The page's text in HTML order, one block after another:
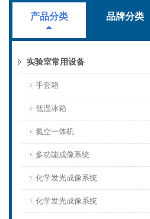
产品分类 品牌分类
实验室常用设备
手套箱
低温冰箱
氮空一体机
多功能成像系统
化学发光成像系统
化学发光成像系统